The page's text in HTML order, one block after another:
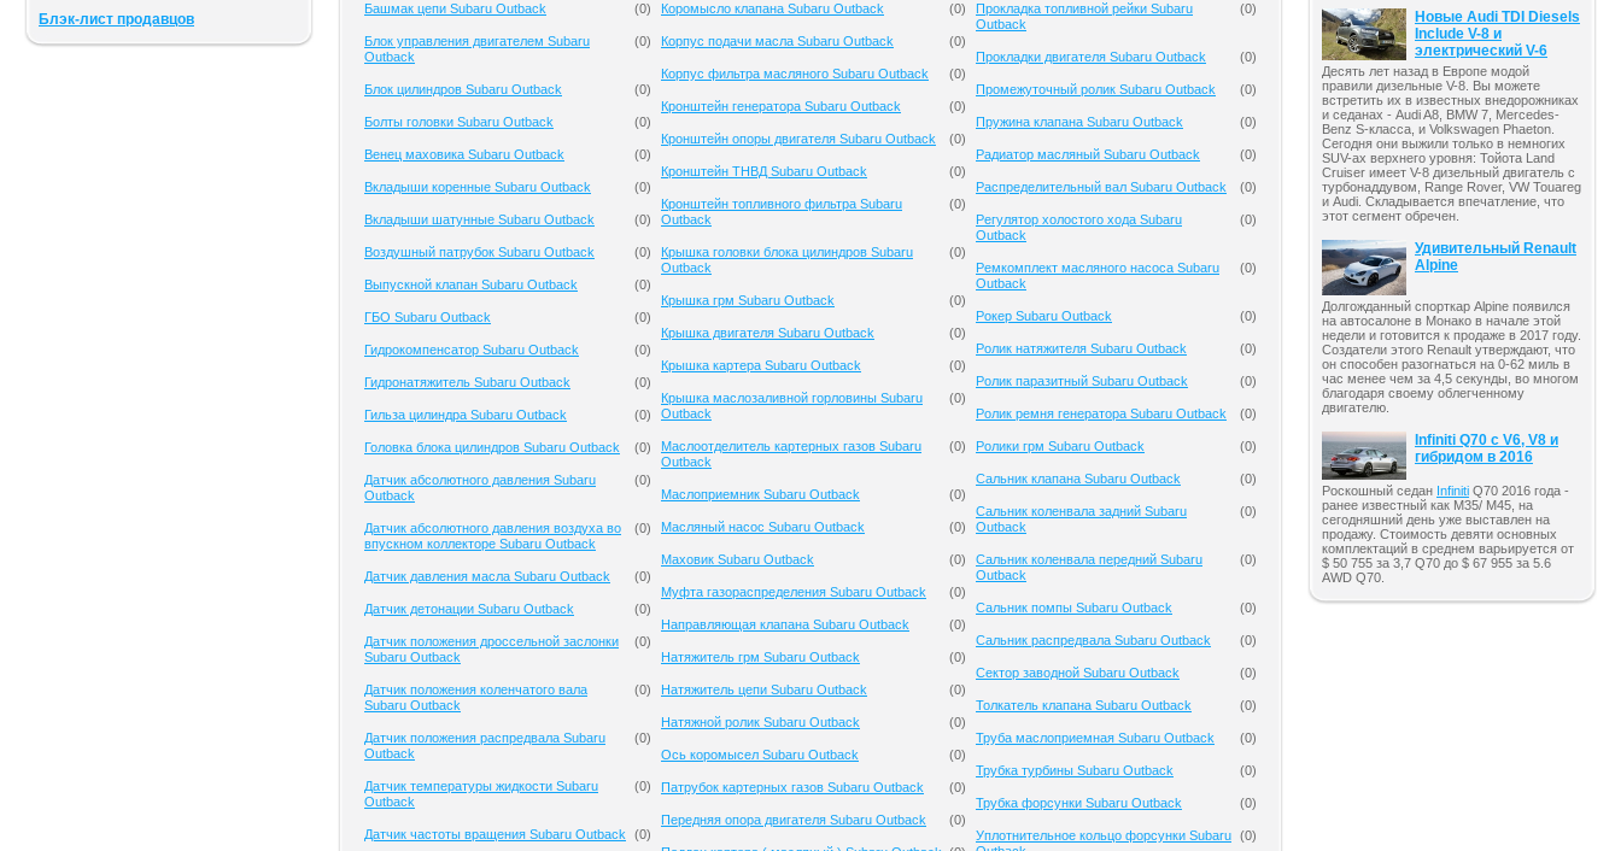
Блэк-лист продавцов
Башмак цепи Subaru Outback (0)
Блок управления двигателем Subaru
Outback
(0)
Блок цилиндров Subaru Outback (0)
Болты головки Subaru Outback (0)
Венец маховика Subaru Outback (0)
Вкладыши коренные Subaru Outback (0)
Вкладыши шатунные Subaru Outback (0)
Воздушный патрубок Subaru Outback (0)
Выпускной клапан Subaru Outback (0)
ГБО Subaru Outback (0)
Гидрокомпенсатор Subaru Outback (0)
Гидронатяжитель Subaru Outback (0)
Гильза цилиндра Subaru Outback (0)
Головка блока цилиндров Subaru Outback (0)
Датчик абсолютного давления Subaru
Outback
(0)
Датчик абсолютного давления воздуха во
впускном коллекторе Subaru Outback
(0)
Датчик давления масла Subaru Outback (0)
Датчик детонации Subaru Outback (0)
Датчик положения дроссельной заслонки
Subaru Outback
(0)
Датчик положения коленчатого вала
Subaru Outback
(0)
Датчик положения распредвала Subaru
Outback
(0)
Датчик температуры жидкости Subaru
Outback
(0)
Датчик частоты вращения Subaru Outback (0)
Коромысло клапана Subaru Outback (0)
Корпус подачи масла Subaru Outback (0)
Корпус фильтра масляного Subaru Outback (0)
Кронштейн генератора Subaru Outback (0)
Кронштейн опоры двигателя Subaru Outback (0)
Кронштейн ТНВД Subaru Outback (0)
Кронштейн топливного фильтра Subaru
Outback
(0)
Крышка головки блока цилиндров Subaru
Outback
(0)
Крышка грм Subaru Outback (0)
Крышка двигателя Subaru Outback (0)
Крышка картера Subaru Outback (0)
Крышка маслозаливной горловины Subaru
Outback
(0)
Маслоотделитель картерных газов Subaru
Outback
(0)
Маслоприемник Subaru Outback (0)
Масляный насос Subaru Outback (0)
Маховик Subaru Outback (0)
Муфта газораспределения Subaru Outback (0)
Направляющая клапана Subaru Outback (0)
Натяжитель грм Subaru Outback (0)
Натяжитель цепи Subaru Outback (0)
Натяжной ролик Subaru Outback (0)
Ось коромысел Subaru Outback (0)
Патрубок картерных газов Subaru Outback (0)
Передняя опора двигателя Subaru Outback (0)
Прокладка топливной рейки Subaru
Outback
(0)
Прокладки двигателя Subaru Outback (0)
Промежуточный ролик Subaru Outback (0)
Пружина клапана Subaru Outback (0)
Радиатор масляный Subaru Outback (0)
Распределительный вал Subaru Outback (0)
Регулятор холостого хода Subaru
Outback
(0)
Ремкомплект масляного насоса Subaru
Outback
(0)
Рокер Subaru Outback (0)
Ролик натяжителя Subaru Outback (0)
Ролик паразитный Subaru Outback (0)
Ролик ремня генератора Subaru Outback (0)
Ролики грм Subaru Outback (0)
Сальник клапана Subaru Outback (0)
Сальник коленвала задний Subaru
Outback
(0)
Сальник коленвала передний Subaru
Outback
(0)
Сальник помпы Subaru Outback (0)
Сальник распредвала Subaru Outback (0)
Сектор заводной Subaru Outback (0)
Толкатель клапана Subaru Outback (0)
Труба маслоприемная Subaru Outback (0)
Трубка турбины Subaru Outback (0)
Трубка форсунки Subaru Outback (0)
Уплотнительное кольцо форсунки Subaru (0)
Новые Audi TDI Diesels
Include V-8 и
электрический V-6
Десять лет назад в Европе модой
правили дизельные V-8. Вы можете
встретить их в известных внедорожниках
и седанах - Audi A8, BMW 7, Mercedes-
Benz S-класса, и Volkswagen Phaeton.
Сегодня они выжили только в немногих
SUV-ах верхнего уровня: Тойота Land
Cruiser имеет V-8 дизельный двигатель с
турбонаддувом, Range Rover, VW Touareg
и Audi. Складывается впечатление, что
этот сегмент обречен.
Удивительный Renault
Alpine
Долгожданный спорткар Alpine появился
на автосалоне в Монако в начале этой
недели и готовится к продаже в 2017 году.
Создатели этого Renault утверждают, что
он способен разогнаться на 0-62 миль в
час менее чем за 4,5 секунды, во многом
благодаря своему облегченному
двигателю.
Infiniti Q70 с V6, V8 и
гибридом в 2016
Роскошный седан Infiniti Q70 2016 года -
ранее известный как M35/ M45, на
сегодняшний день уже выставлен на
продажу. Стоимость девяти основных
комплектаций в среднем варьируется от
$ 50 755 за 3,7 Q70 до $ 67 955 за 5.6
AWD Q70.